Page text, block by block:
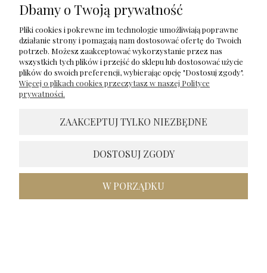
Komentarz sklepu
zapraszam ponownie 😍
Uroczy, bardzo delikatny naszyjnik, który doda wdzięku
każdej stylizacji ☺️
w tym miesiącu
1
0
zweryfikowano
Dostawa zgodna z informacją. Dobrze zapakowane
każde zakupy, polecam.
Dbamy o Twoją prywatność
Pliki cookies i pokrewne im technologie umożliwiają poprawne
działanie strony i pomagają nam dostosować ofertę do Twoich
potrzeb. Możesz zaakceptować wykorzystanie przez nas
wszystkich tych plików i przejść do sklepu lub dostosować użycie
plików do swoich preferencji, wybierając opcję "Dostosuj zgody".
Więcej o plikach cookies przeczytasz w naszej Polityce
prywatności.
ZAAKCEPTUJ TYLKO NIEZBĘDNE
DOSTOSUJ ZGODY
W PORZĄDKU